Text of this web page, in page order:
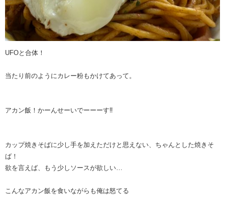
UFOと合体！
当たり前のようにカレー粉もかけてあって。
アカン飯！かーんせーいでーーーす‼︎
カップ焼きそばに少し手を加えただけと思えない、ちゃんとした焼きそ
ば！
欲を言えば、もう少しソースが欲しい…
こんなアカン飯を食いながらも俺は怒てる